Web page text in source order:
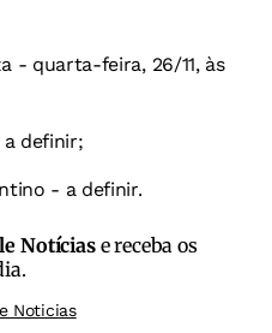
- quarta-feira, 26/11, às
definir;
- a definir.
Notíciase receba os
Noticias